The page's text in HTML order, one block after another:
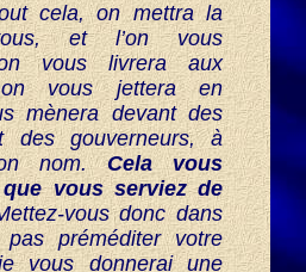
cela, on mettra la
et l’on vous
vous livrera aux
on vous jettera en
mènera devant des
des gouverneurs, à
nom.Cela vous
vous serviez de
vous donc dans
préméditer votre
vous donnerai une